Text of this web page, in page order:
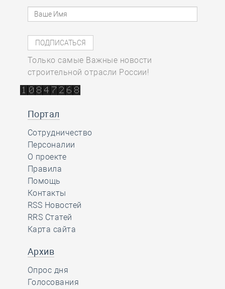
Только самые Важные новости
строительной отрасли России!
Портал
Сотрудничество
Персоналии
О проекте
Правила
Помощь
Контакты
RSS Новостей
RRS Статей
Карта сайта
Архив
Опрос дня
Голосования